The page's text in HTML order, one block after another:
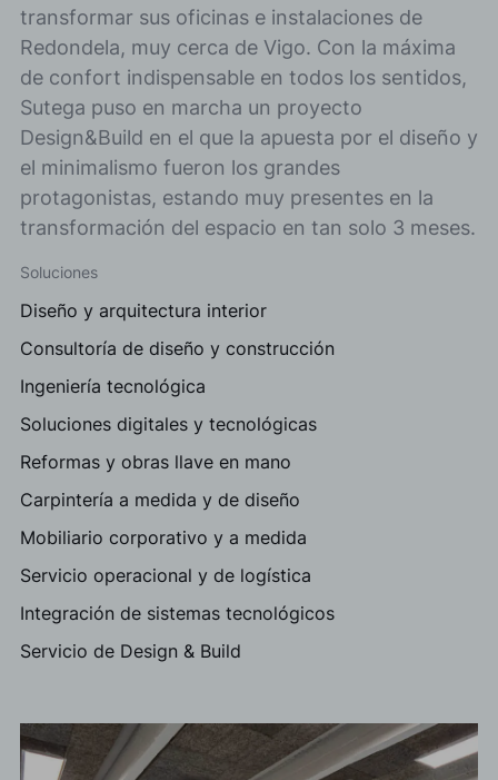
transformar sus oficinas e instalaciones de
Redondela, muy cerca de Vigo. Con la máxima
de confort indispensable en todos los sentidos,
Sutega puso en marcha un proyecto
Design&Build en el que la apuesta por el diseño y
el minimalismo fueron los grandes
protagonistas, estando muy presentes en la
transformación del espacio en tan solo 3 meses.
Soluciones
Diseño y arquitectura interior
Consultoría de diseño y construcción
Ingeniería tecnológica
Soluciones digitales y tecnológicas
Reformas y obras llave en mano
Carpintería a medida y de diseño
Mobiliario corporativo y a medida
Servicio operacional y de logística
Integración de sistemas tecnológicos
Servicio de Design & Build